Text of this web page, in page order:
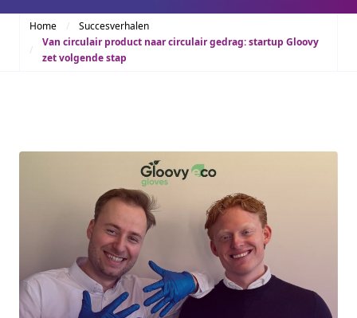
Home
Succesverhalen
Van circulair product naar circulair gedrag: startup Gloovy
zet volgende stap